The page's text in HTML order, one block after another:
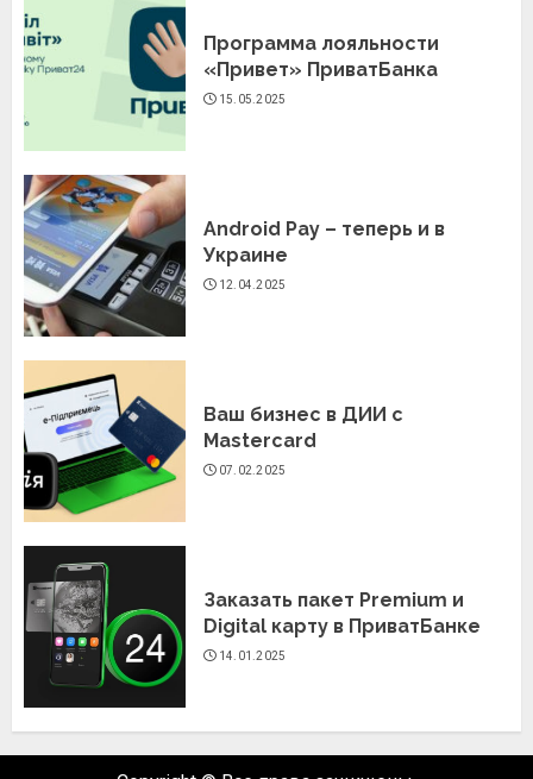
Программа лояльности
«Привет» ПриватБанка
15.05.2025
Android Pay – теперь и в
Украине
12.04.2025
Ваш бизнес в ДИИ с
Mastercard
07.02.2025
Заказать пакет Premium и
Digital карту в ПриватБанке
14.01.2025